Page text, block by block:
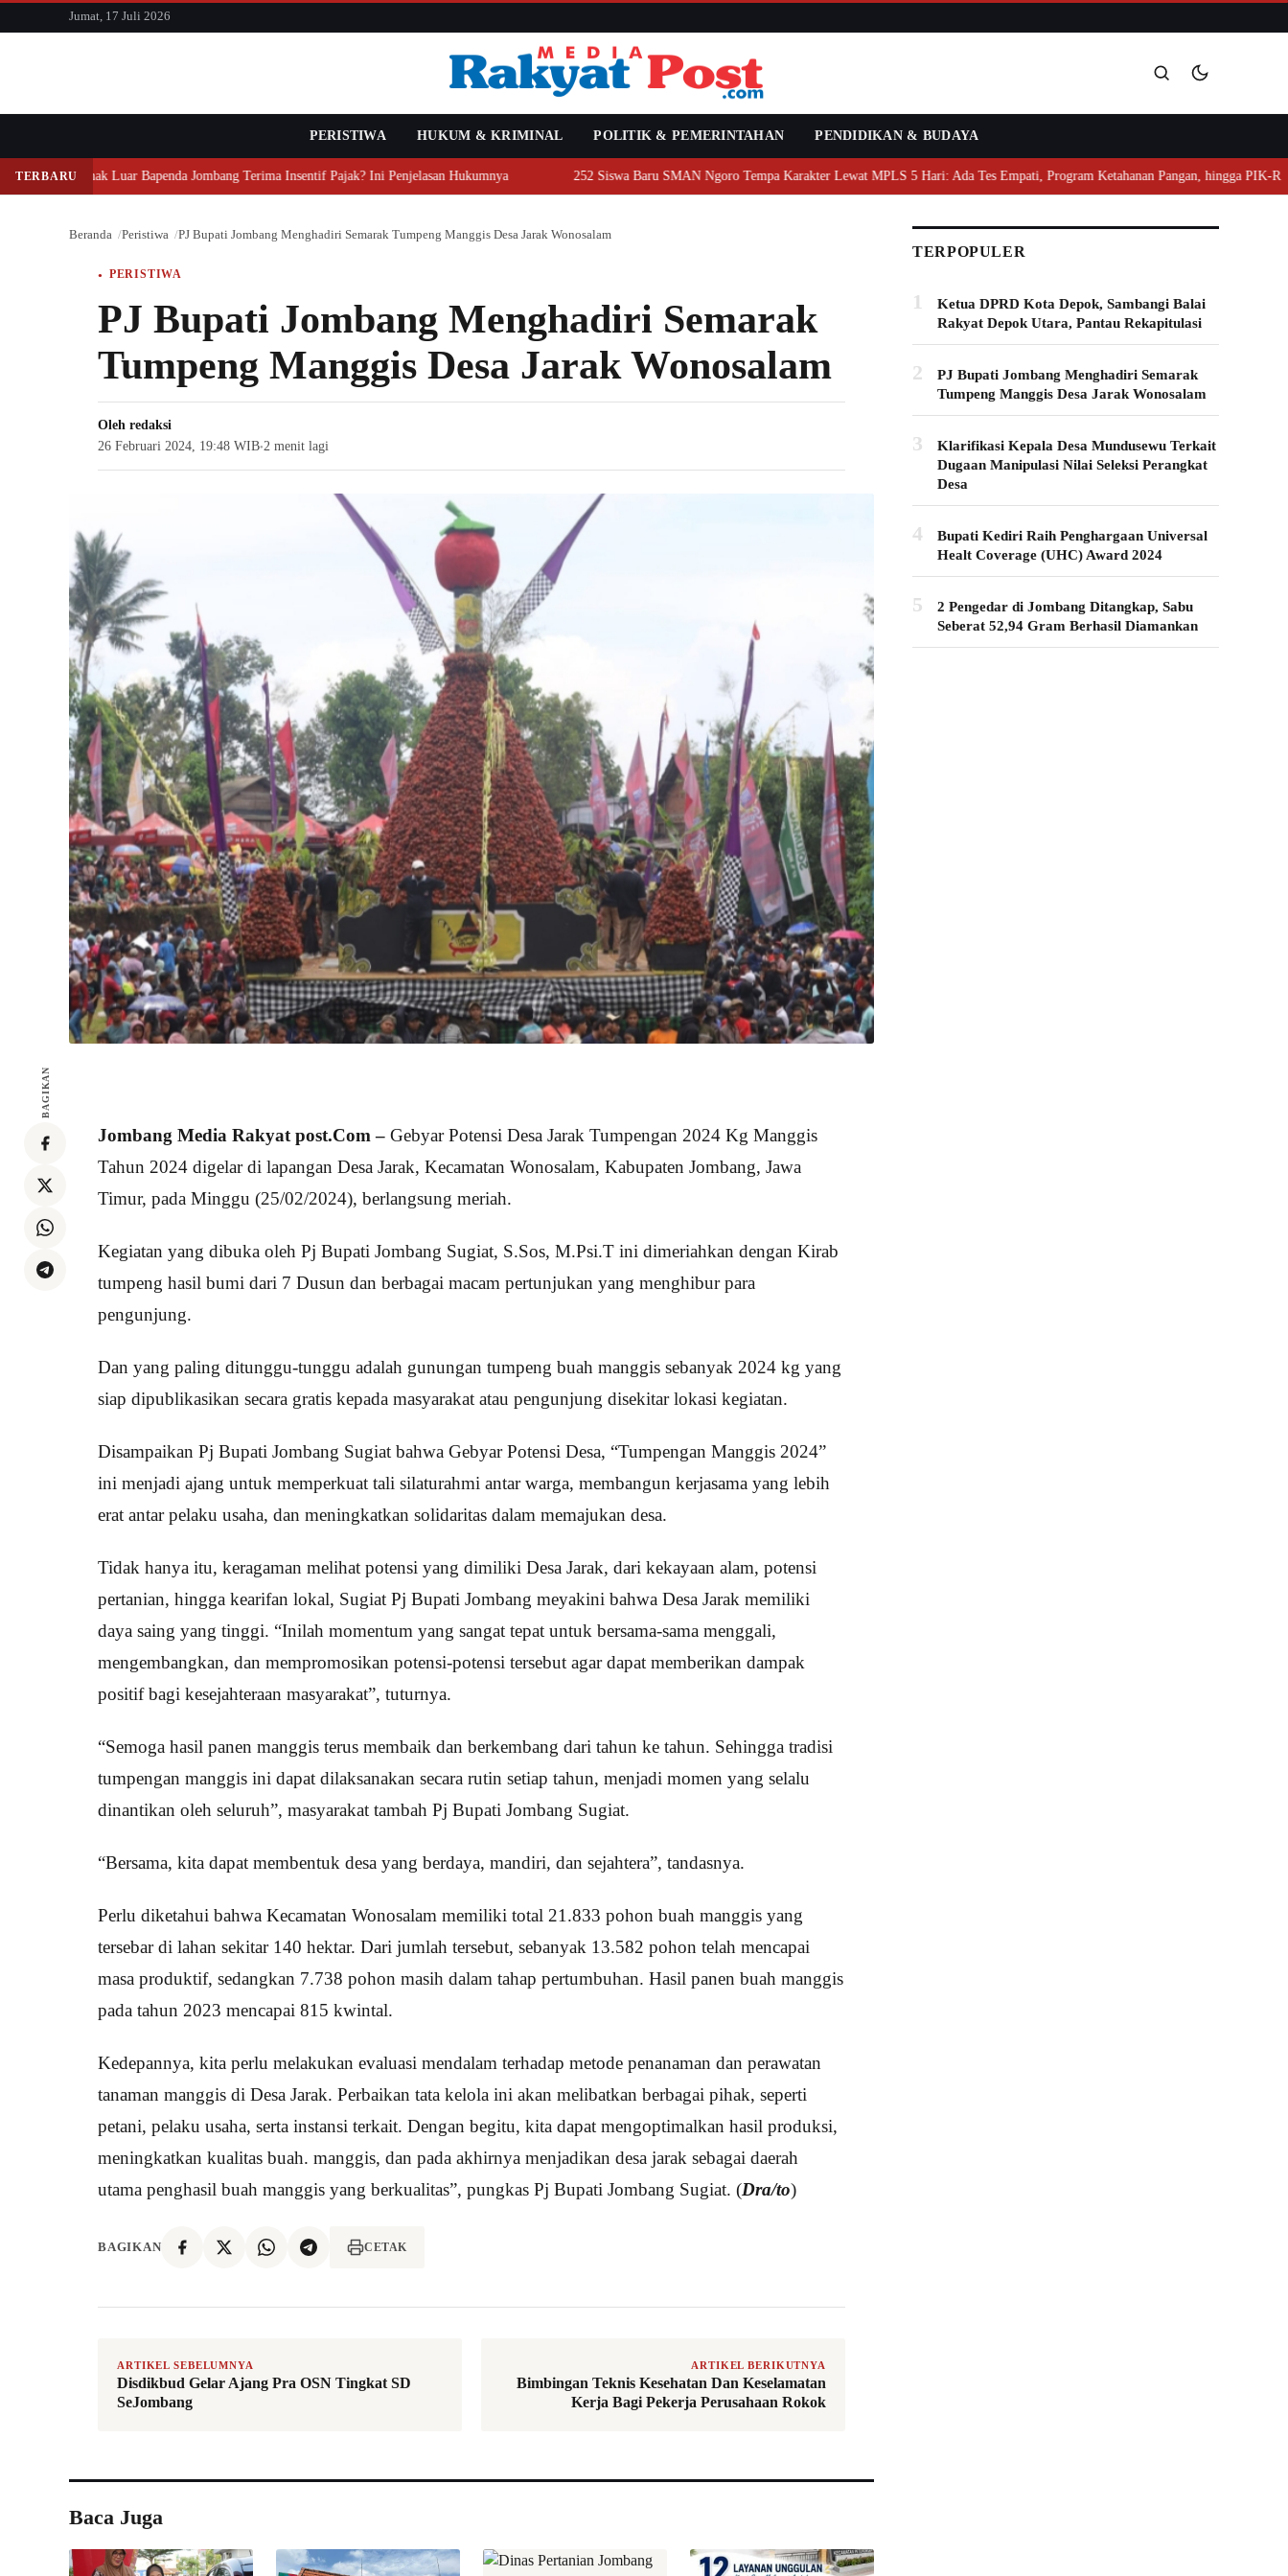
Jumat, 17 Juli 2026
Cari
PERISTIWA HUKUM & KRIMINAL POLITIK & PEMERINTAHAN PENDIDIKAN & BUDAYA
TERBARU
Mengapa Pihak Luar Bapenda Jombang Terima Insentif Pajak? Ini Penjelasan Hukumnya 252 Siswa Baru SMAN Ngoro Tempa Karakter Lewat MPLS 5 Hari: Ada Tes Empati, Program Ketahanan Pangan, hingga PIK-R
Beranda Peristiwa PJ Bupati Jombang Menghadiri Semarak Tumpeng Manggis Desa Jarak Wonosalam
PERISTIWA
PJ Bupati Jombang Menghadiri Semarak
Tumpeng Manggis Desa Jarak Wonosalam
Oleh redaksi
26 Februari 2024, 19:48 WIB●2 menit lagi
BAGIKAN
Jombang Media Rakyat post.Com – Gebyar Potensi Desa Jarak Tumpengan 2024 Kg Manggis
Tahun 2024 digelar di lapangan Desa Jarak, Kecamatan Wonosalam, Kabupaten Jombang, Jawa
Timur, pada Minggu (25/02/2024), berlangsung meriah.
Kegiatan yang dibuka oleh Pj Bupati Jombang Sugiat, S.Sos, M.Psi.T ini dimeriahkan dengan Kirab
tumpeng hasil bumi dari 7 Dusun dan berbagai macam pertunjukan yang menghibur para
pengunjung.
Dan yang paling ditunggu-tunggu adalah gunungan tumpeng buah manggis sebanyak 2024 kg yang
siap dipublikasikan secara gratis kepada masyarakat atau pengunjung disekitar lokasi kegiatan.
Disampaikan Pj Bupati Jombang Sugiat bahwa Gebyar Potensi Desa, “Tumpengan Manggis 2024”
ini menjadi ajang untuk memperkuat tali silaturahmi antar warga, membangun kerjasama yang lebih
erat antar pelaku usaha, dan meningkatkan solidaritas dalam memajukan desa.
Tidak hanya itu, keragaman melihat potensi yang dimiliki Desa Jarak, dari kekayaan alam, potensi
pertanian, hingga kearifan lokal, Sugiat Pj Bupati Jombang meyakini bahwa Desa Jarak memiliki
daya saing yang tinggi. “Inilah momentum yang sangat tepat untuk bersama-sama menggali,
mengembangkan, dan mempromosikan potensi-potensi tersebut agar dapat memberikan dampak
positif bagi kesejahteraan masyarakat”, tuturnya.
“Semoga hasil panen manggis terus membaik dan berkembang dari tahun ke tahun. Sehingga tradisi
tumpengan manggis ini dapat dilaksanakan secara rutin setiap tahun, menjadi momen yang selalu
dinantikan oleh seluruh”, masyarakat tambah Pj Bupati Jombang Sugiat.
“Bersama, kita dapat membentuk desa yang berdaya, mandiri, dan sejahtera”, tandasnya.
Perlu diketahui bahwa Kecamatan Wonosalam memiliki total 21.833 pohon buah manggis yang
tersebar di lahan sekitar 140 hektar. Dari jumlah tersebut, sebanyak 13.582 pohon telah mencapai
masa produktif, sedangkan 7.738 pohon masih dalam tahap pertumbuhan. Hasil panen buah manggis
pada tahun 2023 mencapai 815 kwintal.
Kedepannya, kita perlu melakukan evaluasi mendalam terhadap metode penanaman dan perawatan
tanaman manggis di Desa Jarak. Perbaikan tata kelola ini akan melibatkan berbagai pihak, seperti
petani, pelaku usaha, serta instansi terkait. Dengan begitu, kita dapat mengoptimalkan hasil produksi,
meningkatkan kualitas buah. manggis, dan pada akhirnya menjadikan desa jarak sebagai daerah
utama penghasil buah manggis yang berkualitas”, pungkas Pj Bupati Jombang Sugiat. (Dra/to)
BAGIKAN CETAK
ARTIKEL SEBELUMNYA
Disdikbud Gelar Ajang Pra OSN Tingkat SD
SeJombang
ARTIKEL BERIKUTNYA
Bimbingan Teknis Kesehatan Dan Keselamatan
Kerja Bagi Pekerja Perusahaan Rokok
Baca Juga
TERPOPULER
1
Ketua DPRD Kota Depok, Sambangi Balai
Rakyat Depok Utara, Pantau Rekapitulasi
2
PJ Bupati Jombang Menghadiri Semarak
Tumpeng Manggis Desa Jarak Wonosalam
3
Klarifikasi Kepala Desa Mundusewu Terkait
Dugaan Manipulasi Nilai Seleksi Perangkat
Desa
4
Bupati Kediri Raih Penghargaan Universal
Healt Coverage (UHC) Award 2024
5
2 Pengedar di Jombang Ditangkap, Sabu
Seberat 52,94 Gram Berhasil Diamankan